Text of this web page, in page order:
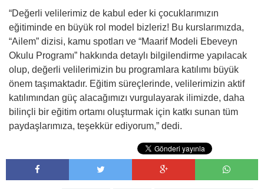
“Değerli velilerimiz de kabul eder ki çocuklarımızın
eğitiminde en büyük rol model bizleriz! Bu kurslarımızda,
“Ailem” dizisi, kamu spotları ve “Maarif Modeli Ebeveyn
Okulu Programı” hakkında detaylı bilgilendirme yapılacak
olup, değerli velilerimizin bu programlara katılımı büyük
önem taşımaktadır. Eğitim süreçlerinde, velilerimizin aktif
katılımından güç alacağımızı vurgulayarak ilimizde, daha
bilinçli bir eğitim ortamı oluşturmak için katkı sunan tüm
paydaşlarımıza, teşekkür ediyorum,” dedi.